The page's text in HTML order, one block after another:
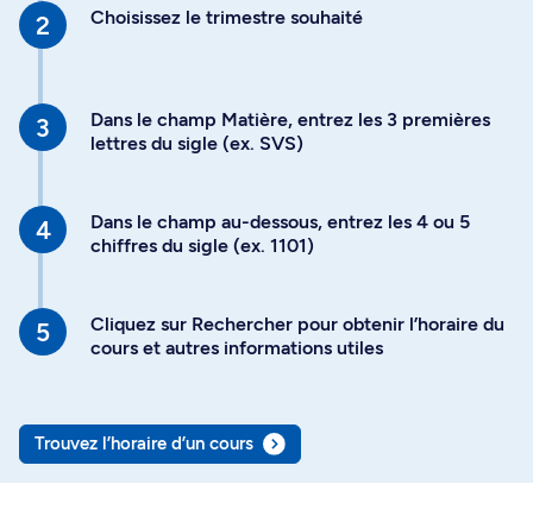
Choisissez le trimestre souhaité
Dans le champ Matière, entrez les 3 premières
lettres du sigle (ex. SVS)
Dans le champ au-dessous, entrez les 4 ou 5
chiffres du sigle (ex. 1101)
Cliquez sur Rechercher pour obtenir l’horaire du
cours et autres informations utiles
Trouvez l’horaire d’un cours